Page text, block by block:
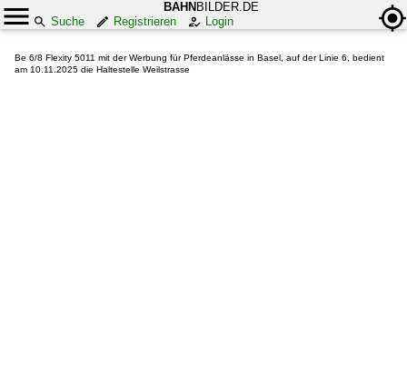
BAHN BILDER.DE
Suche
Registrieren Login
Be 6/8 Flexity 5011 mit der Werbung für Pferdeanlässe in Basel, auf der Linie 6, bedient
am 10.11.2025 die Haltestelle Weilstrasse